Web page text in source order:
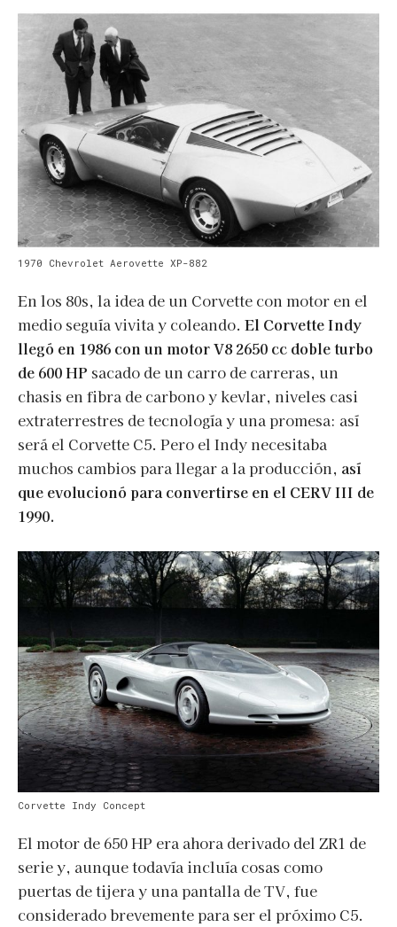
1970 Chevrolet Aerovette XP-882
En los 80s, la idea de un Corvette con motor en el
medio seguía vivita y coleando. El Corvette Indy
llegó en 1986 con un motor V8 2650 cc doble turbo
de 600 HP sacado de un carro de carreras, un
chasis en fibra de carbono y kevlar, niveles casi
extraterrestres de tecnología y una promesa: así
será el Corvette C5. Pero el Indy necesitaba
muchos cambios para llegar a la producción, así
que evolucionó para convertirse en el CERV III de
1990.
Corvette Indy Concept
El motor de 650 HP era ahora derivado del ZR1 de
serie y, aunque todavía incluía cosas como
puertas de tijera y una pantalla de TV, fue
considerado brevemente para ser el próximo C5.